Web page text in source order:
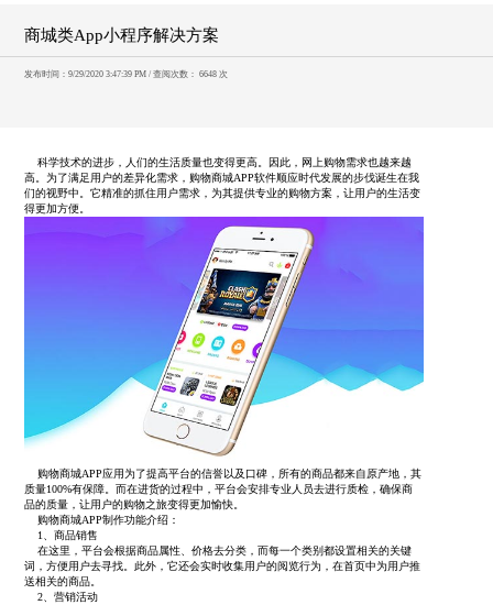
商城类App小程序解决方案
发布时间：9/29/2020 3:47:39 PM / 查阅次数： 6648 次
科学技术的进步，人们的生活质量也变得更高。因此，网上购物需求也越来越
高。为了满足用户的差异化需求，购物商城APP软件顺应时代发展的步伐诞生在我
们的视野中。它精准的抓住用户需求，为其提供专业的购物方案，让用户的生活变
得更加方便。
购物商城APP应用为了提高平台的信誉以及口碑，所有的商品都来自原产地，其
质量100%有保障。而在进货的过程中，平台会安排专业人员去进行质检，确保商
品的质量，让用户的购物之旅变得更加愉快。
购物商城APP制作功能介绍：
1、商品销售
在这里，平台会根据商品属性、价格去分类，而每一个类别都设置相关的关键
词，方便用户去寻找。此外，它还会实时收集用户的阅览行为，在首页中为用户推
送相关的商品。
2、营销活动